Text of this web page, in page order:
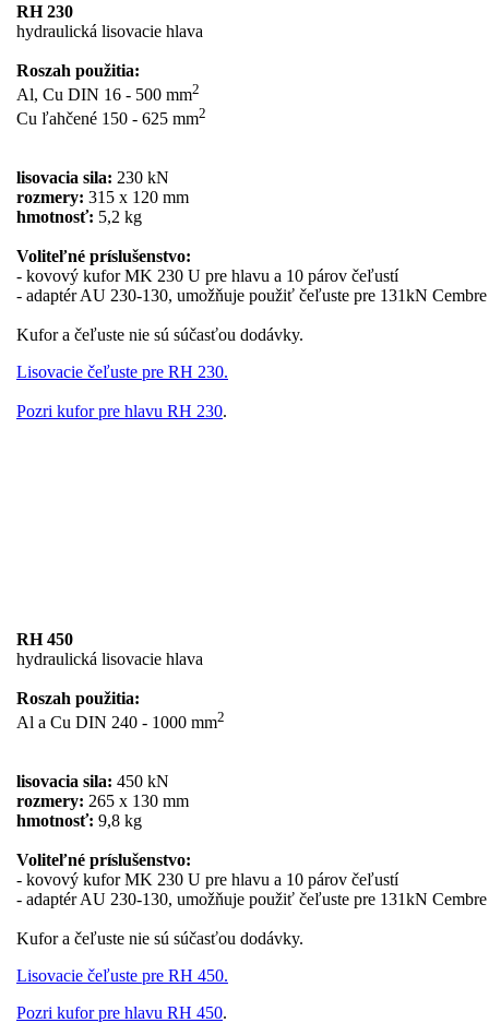
RH 230
hydraulická lisovacie hlava
Roszah použitia:
Al, Cu DIN 16 - 500 mm2
Cu ľahčené 150 - 625 mm2
lisovacia sila: 230 kN
rozmery: 315 x 120 mm
hmotnosť: 5,2 kg
Voliteľné príslušenstvo:
- kovový kufor MK 230 U pre hlavu a 10 párov čeľustí
- adaptér AU 230-130, umožňuje použiť čeľuste pre 131kN Cembre
Kufor a čeľuste nie sú súčasťou dodávky.
Lisovacie čeľuste pre RH 230.
Pozri kufor pre hlavu RH 230.
RH 450
hydraulická lisovacie hlava
Roszah použitia:
Al a Cu DIN 240 - 1000 mm2
lisovacia sila: 450 kN
rozmery: 265 x 130 mm
hmotnosť: 9,8 kg
Voliteľné príslušenstvo:
- kovový kufor MK 230 U pre hlavu a 10 párov čeľustí
- adaptér AU 230-130, umožňuje použiť čeľuste pre 131kN Cembre
Kufor a čeľuste nie sú súčasťou dodávky.
Lisovacie čeľuste pre RH 450.
Pozri kufor pre hlavu RH 450.